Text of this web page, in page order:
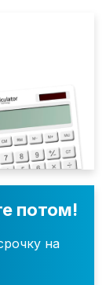
потом!
на